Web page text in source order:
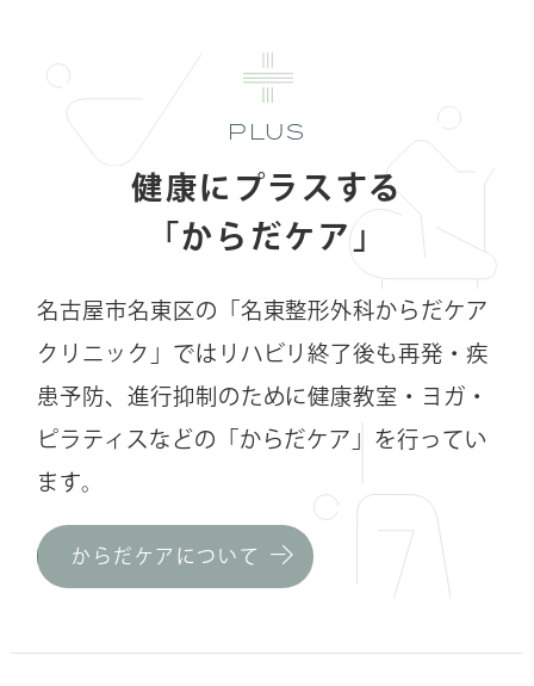
PLUS
健康にプラスする
「からだケア」
名古屋市名東区の「名東整形外科からだケア
クリニック」ではリハビリ終了後も再発・疾
患予防、進行抑制のために健康教室・ヨガ・
ピラティスなどの 「からだケア」を行ってい
ます。
からだケアについて